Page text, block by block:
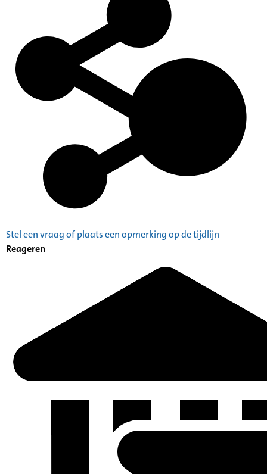
Stel een vraag of plaats een opmerking op de tijdlijn
Reageren